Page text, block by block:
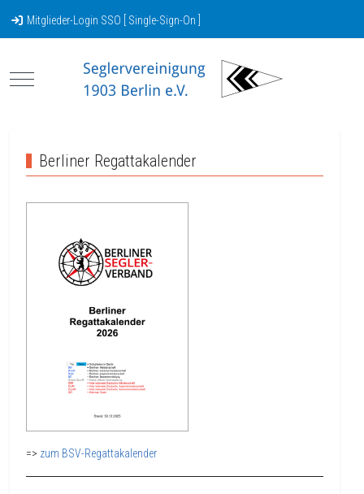
Mitglieder-Login SSO [ Single-Sign-On ]
Mobile Menu Toggle
Berliner Regattakalender
=> zum BSV-Regattakalender